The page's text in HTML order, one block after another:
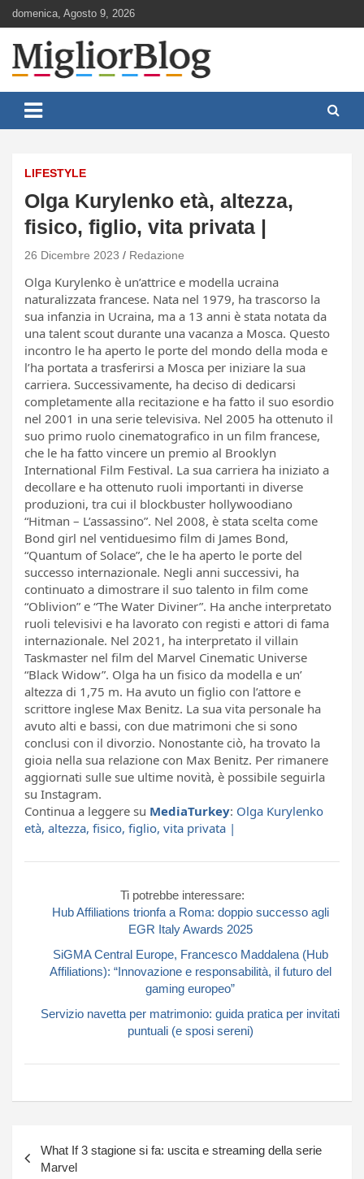
Skip
to
content
domenica, Agosto 9, 2026
MigliorBlog.it
LIFESTYLE
Olga Kurylenko età, altezza,
fisico, figlio, vita privata |
26 Dicembre 2023 Redazione
Olga Kurylenko è un’attrice e modella ucraina
naturalizzata francese. Nata nel 1979, ha trascorso la
sua infanzia in Ucraina, ma a 13 anni è stata notata da
una talent scout durante una vacanza a Mosca. Questo
incontro le ha aperto le porte del mondo della moda e
l’ha portata a trasferirsi a Mosca per iniziare la sua
carriera. Successivamente, ha deciso di dedicarsi
completamente alla recitazione e ha fatto il suo esordio
nel 2001 in una serie televisiva. Nel 2005 ha ottenuto il
suo primo ruolo cinematografico in un film francese,
che le ha fatto vincere un premio al Brooklyn
International Film Festival. La sua carriera ha iniziato a
decollare e ha ottenuto ruoli importanti in diverse
produzioni, tra cui il blockbuster hollywoodiano
“Hitman – L’assassino”. Nel 2008, è stata scelta come
Bond girl nel ventiduesimo film di James Bond,
“Quantum of Solace”, che le ha aperto le porte del
successo internazionale. Negli anni successivi, ha
continuato a dimostrare il suo talento in film come
“Oblivion” e “The Water Diviner”. Ha anche interpretato
ruoli televisivi e ha lavorato con registi e attori di fama
internazionale. Nel 2021, ha interpretato il villain
Taskmaster nel film del Marvel Cinematic Universe
“Black Widow”. Olga ha un fisico da modella e un’
altezza di 1,75 m. Ha avuto un figlio con l’attore e
scrittore inglese Max Benitz. La sua vita personale ha
avuto alti e bassi, con due matrimoni che si sono
conclusi con il divorzio. Nonostante ciò, ha trovato la
gioia nella sua relazione con Max Benitz. Per rimanere
aggiornati sulle sue ultime novità, è possibile seguirla
su Instagram.
Continua a leggere su MediaTurkey: Olga Kurylenko
età, altezza, fisico, figlio, vita privata |
Ti potrebbe interessare:
Hub Affiliations trionfa a Roma: doppio successo agli
EGR Italy Awards 2025
SiGMA Central Europe, Francesco Maddalena (Hub
Affiliations): “Innovazione e responsabilità, il futuro del
gaming europeo”
Servizio navetta per matrimonio: guida pratica per invitati
puntuali (e sposi sereni)
articoli
What If 3 stagione si fa: uscita e streaming della serie
Marvel